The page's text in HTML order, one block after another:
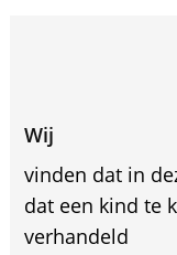
Wij
vinden dat in
dat een kind te
verhandeld